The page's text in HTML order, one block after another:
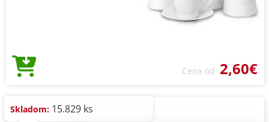
Cena od 2,60€
Skladom: 15.829 ks